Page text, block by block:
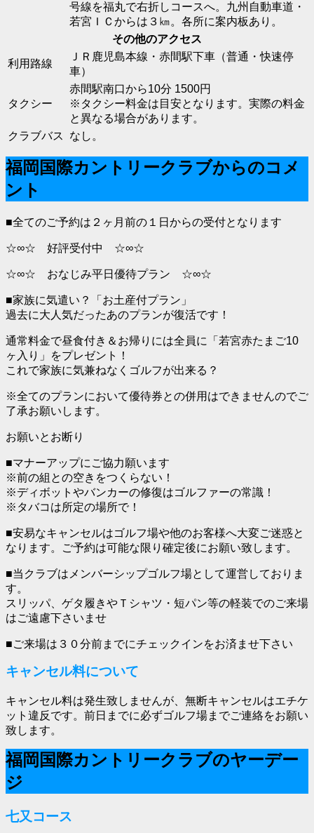
号線を福丸で右折しコースへ。九州自動車道・
若宮ＩＣからは３㎞。各所に案内板あり。
その他のアクセス
利用路線
ＪＲ鹿児島本線・赤間駅下車（普通・快速停
車）
タクシー
赤間駅南口から10分 1500円
※タクシー料金は目安となります。実際の料金
と異なる場合があります。
クラブバス
なし。
福岡国際カントリークラブからのコメ
ント
■全てのご予約は２ヶ月前の１日からの受付となります
☆∞☆ 好評受付中 ☆∞☆
☆∞☆ おなじみ平日優待プラン ☆∞☆
■家族に気遣い？「お土産付プラン」
過去に大人気だったあのプランが復活です！
通常料金で昼食付き＆お帰りには全員に「若宮赤たまご10
ヶ入り」をプレゼント！
これで家族に気兼ねなくゴルフが出来る？
※全てのプランにおいて優待券との併用はできませんのでご
了承お願いします。
お願いとお断り
■マナーアップにご協力願います
※前の組との空きをつくらない！
※ディボットやバンカーの修復はゴルファーの常識！
※タバコは所定の場所で！
■安易なキャンセルはゴルフ場や他のお客様へ大変ご迷惑と
なります。ご予約は可能な限り確定後にお願い致します。
■当クラブはメンバーシップゴルフ場として運営しておりま
す。
スリッパ、ゲタ履きやＴシャツ・短パン等の軽装でのご来場
はご遠慮下さいませ
■ご来場は３０分前までにチェックインをお済ませ下さい
キャンセル料について
キャンセル料は発生致しませんが、無断キャンセルはエチケ
ット違反です。前日までに必ずゴルフ場までご連絡をお願い
致します。
福岡国際カントリークラブのヤーデー
ジ
七又コース